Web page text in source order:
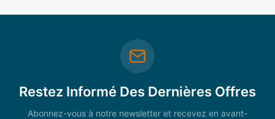
Restez Informé Des Dernières Offres
Abonnez-vous à notre newsletter et recevez en avant-